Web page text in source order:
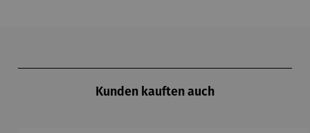
Kunden kauften auch